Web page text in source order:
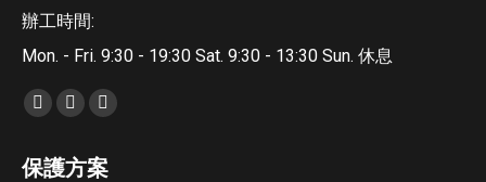
辦工時間:
Mon. - Fri. 9:30 - 19:30 Sat. 9:30 - 13:30 Sun. 休息
Find us on:
Facebook
opens
YouTube
opens
Instagram
opens
保護方案